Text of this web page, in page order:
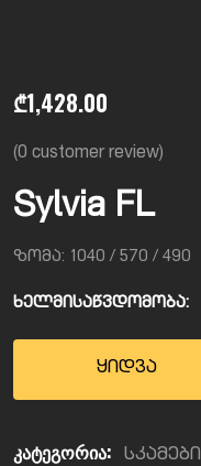
₾1,428.00
(0 customer review)
Sylvia FL
ზომა: 1040 / 570 / 490
ხელმისაწვდომობა:
ყიდვა
კატეგორია: სკამები